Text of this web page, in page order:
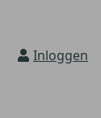
Inloggen